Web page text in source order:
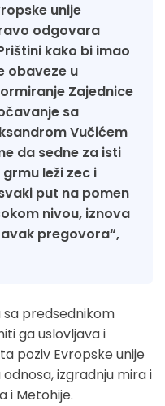
unije
odgovara
kako bi imao
obaveze u
Zajednice
sa
Vučićem
da sedne za isti
leži zec i
put na pomen
nivou, iznova
pregovora“,
sa predsednikom
ga uslovljava i
poziv Evropske unije
izgradnju mira i
i Metohije.